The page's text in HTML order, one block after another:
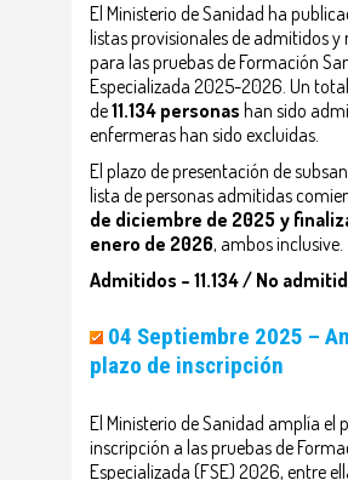
El Ministerio de Sanidad ha
listas provisionales de admitidos
para las pruebas de Formación
Especializada 2025-2026. Un total
de11.134 personas han sido
enfermeras han sido excluidas.
El plazo de presentación de
lista de personas admitidas
de diciembre de 2025 y
enero de 2026, ambos inclusive.
Admitidos – 11.134 / No
04 Septiembre 2025 –
plazo de inscripción
El Ministerio de Sanidad amplía el
inscripción a las pruebas de
Especializada (FSE) 2026, entre